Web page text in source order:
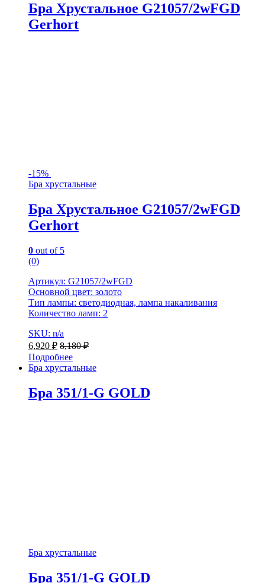
Бра Хрустальное G21057/2wFGD
Gerhort
-15%
Бра хрустальные
Бра Хрустальное G21057/2wFGD
Gerhort
0 out of 5
(0)
Артикул: G21057/2wFGD
Основной цвет: золото
Тип лампы: светодиодная, лампа накаливания
Количество ламп: 2
SKU: n/a
6,920 ₽ 8,180₽
Подробнее
Бра хрустальные
Бра 351/1-G GOLD
Бра хрустальные
Бра 351/1-G GOLD